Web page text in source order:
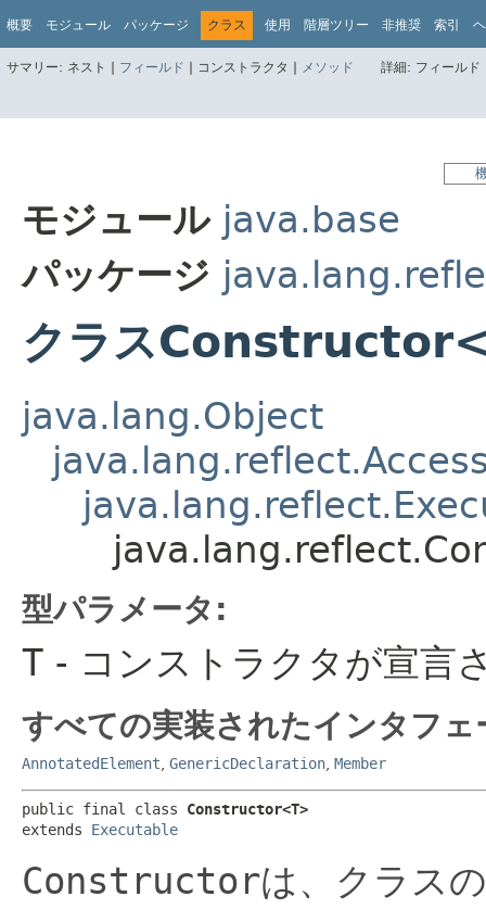
概要 モジュール パッケージ クラス 使用 階層ツリー 非推奨 索引
サマリー: ネスト | フィールド | コンストラクタ | メソッド 詳細: フィール
モジュール java.base
パッケージ
クラス
java.lang.Object
型パラメータ:
T - コンストラクタが宣言
すべての実装されたインタフ
AnnotatedElement GenericDeclaration Member
public final class Constructor<T>
extends Executable
Constructorは、クラス